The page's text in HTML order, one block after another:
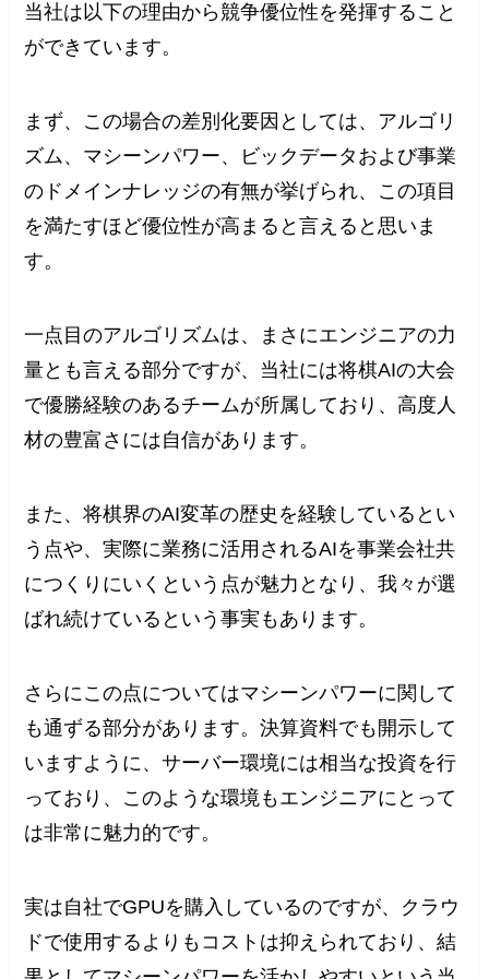
当社は以下の理由から競争優位性を発揮すること
ができています。
まず、この場合の差別化要因としては、アルゴリ
ズム、マシーンパワー、ビックデータおよび事業
のドメインナレッジの有無が挙げられ、この項目
を満たすほど優位性が高まると言えると思いま
す。
一点目のアルゴリズムは、まさにエンジニアの力
量とも言える部分ですが、当社には将棋AIの大会
で優勝経験のあるチームが所属しており、高度人
材の豊富さには自信があります。
また、将棋界のAI変革の歴史を経験しているとい
う点や、実際に業務に活用されるAIを事業会社共
につくりにいくという点が魅力となり、我々が選
ばれ続けているという事実もあります。
さらにこの点についてはマシーンパワーに関して
も通ずる部分があります。決算資料でも開示して
いますように、サーバー環境には相当な投資を行
っており、このような環境もエンジニアにとって
は非常に魅力的です。
実は自社でGPUを購入しているのですが、クラウ
ドで使用するよりもコストは抑えられており、結